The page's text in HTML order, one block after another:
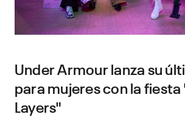
Under Armour lanza su
para mujeres con la fiesta
Layers"